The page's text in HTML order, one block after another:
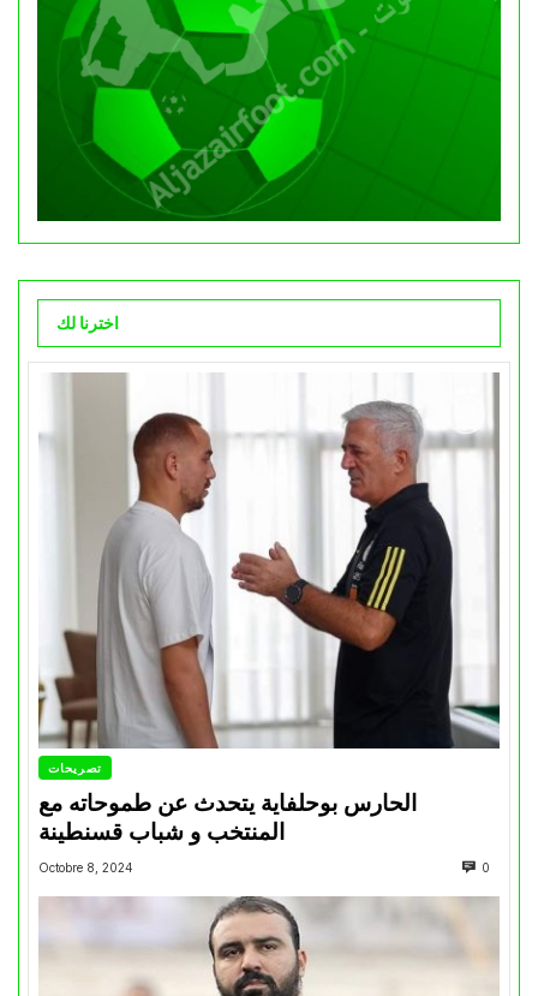
اخترنا لك
تصريحات
الحارس بوحلفاية يتحدث عن طموحاته مع
المنتخب و شباب قسنطينة
Octobre 8, 2024 0